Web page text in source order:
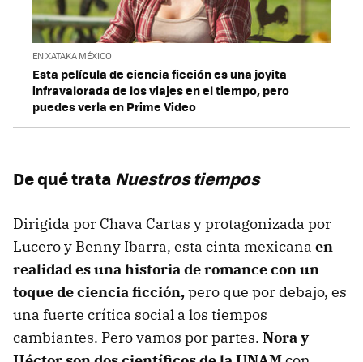
EN XATAKA MÉXICO
Esta película de ciencia ficción es una joyita
infravalorada de los viajes en el tiempo, pero
puedes verla en Prime Video
De qué trataNuestros tiempos
Dirigida por Chava Cartas y protagonizada por
Lucero y Benny Ibarra, esta cinta mexicana en
realidad es una historia de romance con un
toque de ciencia ficción,pero que por debajo, es
una fuerte crítica social a los tiempos
cambiantes. Pero vamos por partes. Nora y